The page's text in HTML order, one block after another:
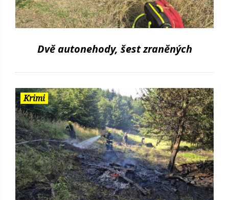
Dvě autonehody, šest zraněných
Krimi